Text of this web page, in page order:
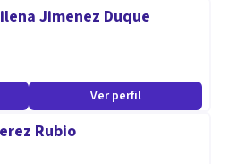
Jimenez Duque
Ver perfil
Rubio